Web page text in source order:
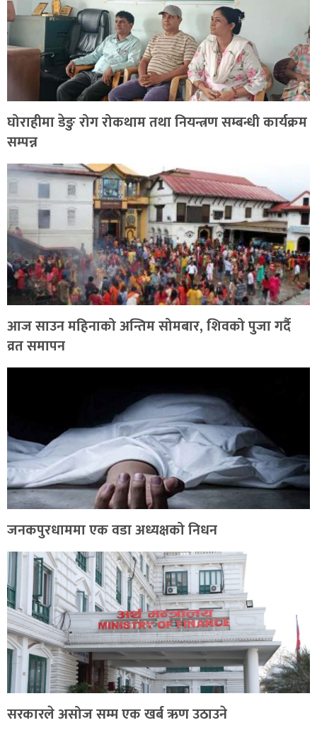
घोराहीमा डेङु रोग रोकथाम तथा नियन्त्रण सम्बन्धी कार्यक्रम
सम्पन्न
आज साउन महिनाको अन्तिम सोमबार, शिवको पुजा गर्दै
व्रत समापन
जनकपुरधाममा एक वडा अध्यक्षको निधन
सरकारले असोज सम्म एक खर्ब ऋण उठाउने